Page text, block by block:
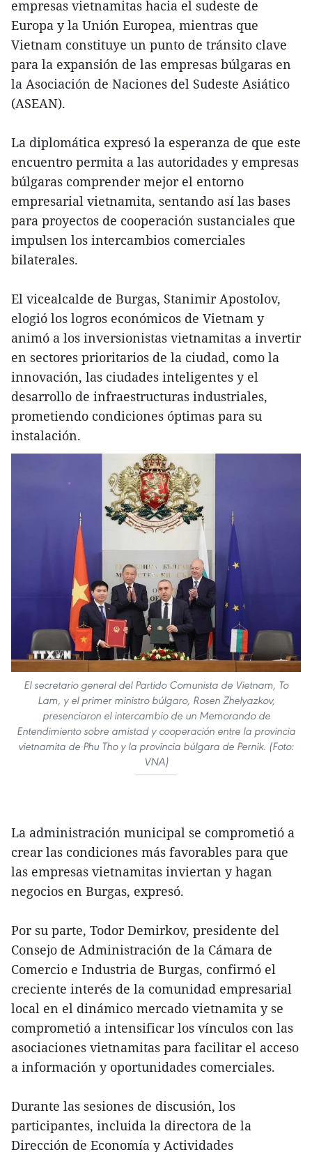
empresas vietnamitas hacia el sudeste de
Europa y la Unión Europea, mientras que
Vietnam constituye un punto de tránsito clave
para la expansión de las empresas búlgaras en
la Asociación de Naciones del Sudeste Asiático
(ASEAN).
La diplomática expresó la esperanza de que este
encuentro permita a las autoridades y empresas
búlgaras comprender mejor el entorno
empresarial vietnamita, sentando así las bases
para proyectos de cooperación sustanciales que
impulsen los intercambios comerciales
bilaterales.
El vicealcalde de Burgas, Stanimir Apostolov,
elogió los logros económicos de Vietnam y
animó a los inversionistas vietnamitas a invertir
en sectores prioritarios de la ciudad, como la
innovación, las ciudades inteligentes y el
desarrollo de infraestructuras industriales,
prometiendo condiciones óptimas para su
instalación.
El secretario general del Partido Comunista de Vietnam, To
Lam, y el primer ministro búlgaro, Rosen Zhelyazkov,
presenciaron el intercambio de un Memorando de
Entendimiento sobre amistad y cooperación entre la provincia
vietnamita de Phu Tho y la provincia búlgara de Pernik. (Foto:
VNA)
La administración municipal se comprometió a
crear las condiciones más favorables para que
las empresas vietnamitas inviertan y hagan
negocios en Burgas, expresó.
Por su parte, Todor Demirkov, presidente del
Consejo de Administración de la Cámara de
Comercio e Industria de Burgas, confirmó el
creciente interés de la comunidad empresarial
local en el dinámico mercado vietnamita y se
comprometió a intensificar los vínculos con las
asociaciones vietnamitas para facilitar el acceso
a información y oportunidades comerciales.
Durante las sesiones de discusión, los
participantes, incluida la directora de la
Dirección de Economía y Actividades